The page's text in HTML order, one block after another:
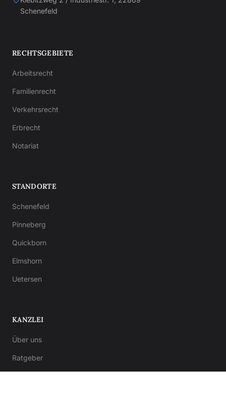
Schenefeld
RECHTSGEBIETE
Arbeitsrecht
Familienrecht
Verkehrsrecht
Erbrecht
Notariat
STANDORTE
Schenefeld
Pinneberg
Quickborn
Elmshorn
Uetersen
KANZLEI
Über uns
Ratgeber